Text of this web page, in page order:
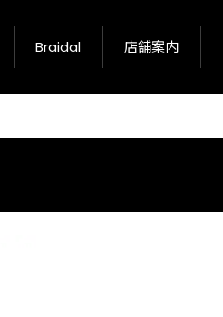
Braidal 店舗案内